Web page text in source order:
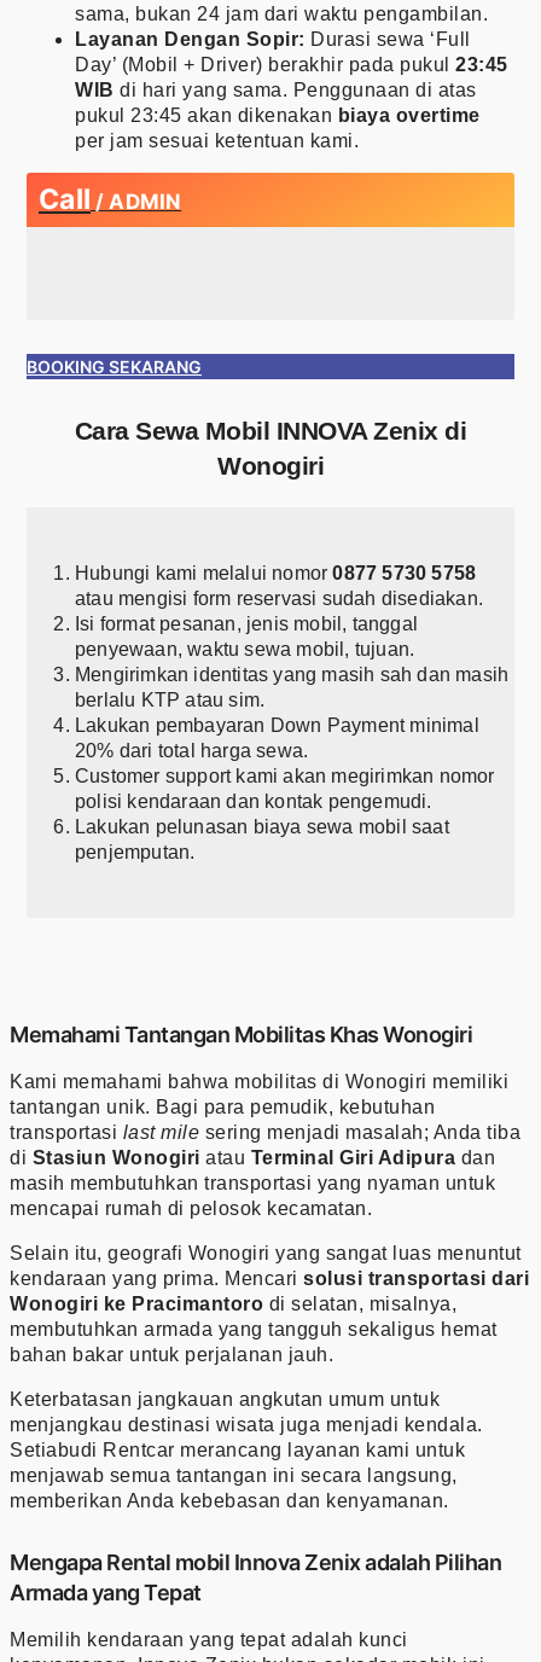
sama, bukan 24 jam dari waktu pengambilan.
Layanan Dengan Sopir: Durasi sewa ‘Full
Day’ (Mobil + Driver) berakhir pada pukul 23:45
WIB di hari yang sama. Penggunaan di atas
pukul 23:45 akan dikenakan biaya overtime
per jam sesuai ketentuan kami.
Call / ADMIN
BOOKING SEKARANG
Cara Sewa Mobil INNOVA Zenix di
Wonogiri
Hubungi kami melalui nomor0877 5730 5758
atau mengisi form reservasi sudah disediakan.
Isi format pesanan, jenis mobil, tanggal
penyewaan, waktu sewa mobil, tujuan.
Mengirimkan identitas yang masih sah dan masih
berlalu KTP atau sim.
Lakukan pembayaran Down Payment minimal
20% dari total harga sewa.
Customer support kami akan megirimkan nomor
polisi kendaraan dan kontak pengemudi.
Lakukan pelunasan biaya sewa mobil saat
penjemputan.
Memahami Tantangan Mobilitas Khas Wonogiri
Kami memahami bahwa mobilitas di Wonogiri memiliki
tantangan unik. Bagi para pemudik, kebutuhan
transportasi last mile sering menjadi masalah; Anda tiba
di Stasiun Wonogiri atau Terminal Giri Adipura dan
masih membutuhkan transportasi yang nyaman untuk
mencapai rumah di pelosok kecamatan.
Selain itu, geografi Wonogiri yang sangat luas menuntut
kendaraan yang prima. Mencari solusi transportasi dari
Wonogiri ke Pracimantoro di selatan, misalnya,
membutuhkan armada yang tangguh sekaligus hemat
bahan bakar untuk perjalanan jauh.
Keterbatasan jangkauan angkutan umum untuk
menjangkau destinasi wisata juga menjadi kendala.
Setiabudi Rentcar merancang layanan kami untuk
menjawab semua tantangan ini secara langsung,
memberikan Anda kebebasan dan kenyamanan.
Mengapa Rental mobil Innova Zenix adalah Pilihan
Armada yang Tepat
Memilih kendaraan yang tepat adalah kunci